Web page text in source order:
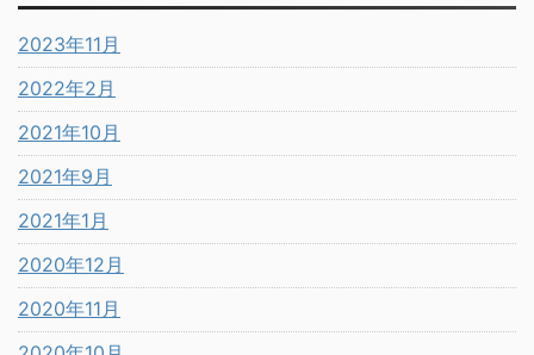
2023年11月
2022年2月
2021年10月
2021年9月
2021年1月
2020年12月
2020年11月